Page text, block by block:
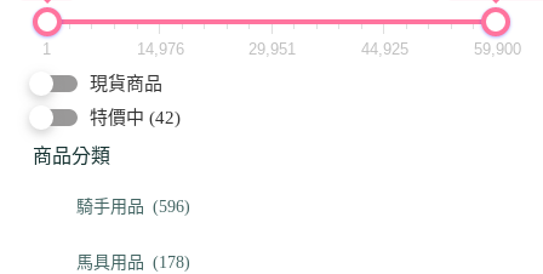
1 14,976 29,951 44,925 59,900
現貨商品
特價中 (42)
商品分類
騎手用品 (596)
馬具用品 (178)